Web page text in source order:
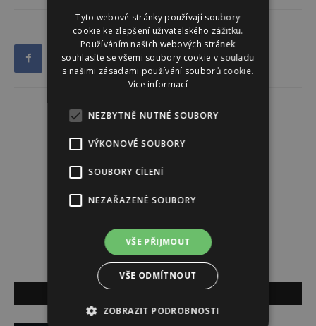
Jana Fikotová
SOUVISEJÍCÍ ČLÁNKY
Tyto webové stránky používají soubory
cookie ke zlepšení uživatelského zážitku.
Používáním našich webových stránek
souhlasíte se všemi soubory cookie v souladu
s našimi zásadami používání souborů cookie.
Více informací
NEZBYTNĚ NUTNÉ SOUBORY
VÝKONOVÉ SOUBORY
SOUBORY CÍLENÍ
NEZAŘAZENÉ SOUBORY
VŠE PŘIJMOUT
VŠE ODMÍTNOUT
ZOBRAZIT PODROBNOSTI